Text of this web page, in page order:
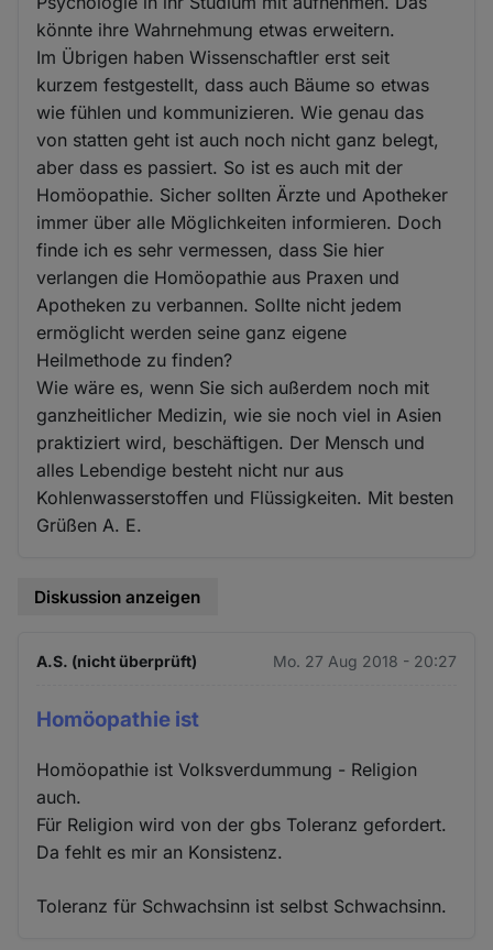
könnte ihre Wahrnehmung etwas erweitern.
Im Übrigen haben Wissenschaftler erst seit
kurzem festgestellt, dass auch Bäume so etwas
wie fühlen und kommunizieren. Wie genau das
von statten geht ist auch noch nicht ganz belegt,
aber dass es passiert. So ist es auch mit der
Homöopathie. Sicher sollten Ärzte und Apotheker
immer über alle Möglichkeiten informieren. Doch
finde ich es sehr vermessen, dass Sie hier
verlangen die Homöopathie aus Praxen und
Apotheken zu verbannen. Sollte nicht jedem
ermöglicht werden seine ganz eigene
Heilmethode zu finden?
Wie wäre es, wenn Sie sich außerdem noch mit
ganzheitlicher Medizin, wie sie noch viel in Asien
praktiziert wird, beschäftigen. Der Mensch und
alles Lebendige besteht nicht nur aus
Kohlenwasserstoffen und Flüssigkeiten. Mit besten
Grüßen A. E.
Diskussion anzeigen
A.S. (nicht überprüft) Mo. 27 Aug 2018 - 20:27
Homöopathie ist
Homöopathie ist Volksverdummung - Religion
auch.
Für Religion wird von der gbs Toleranz gefordert.
Da fehlt es mir an Konsistenz.
Toleranz für Schwachsinn ist selbst Schwachsinn.